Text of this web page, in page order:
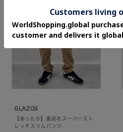
GLAZOS
【あったか】裏起毛スーパースト
レッチスリムパンツ